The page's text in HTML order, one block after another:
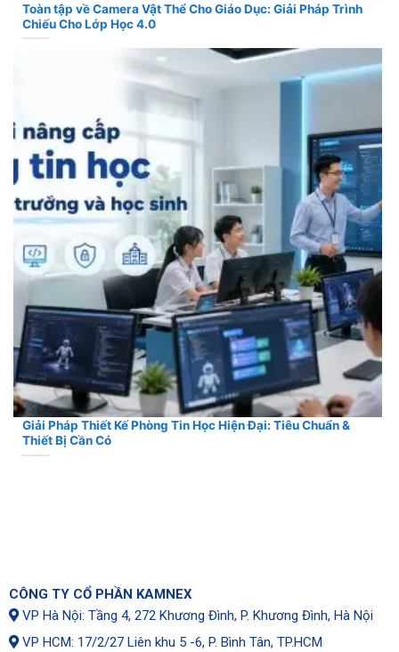
Toàn tập về Camera Vật Thể Cho Giáo Dục: Giải Pháp Trình
Chiếu Cho Lớp Học 4.0
Giải Pháp Thiết Kế Phòng Tin Học Hiện Đại: Tiêu Chuẩn &
Thiết Bị Cần Có
CÔNG TY CỔ PHẦN KAMNEX
VP Hà Nội: Tầng 4, 272 Khương Đình, P. Khương Đình, Hà Nội
VP HCM: 17/2/27 Liên khu 5 -6, P. Bình Tân, TP.HCM